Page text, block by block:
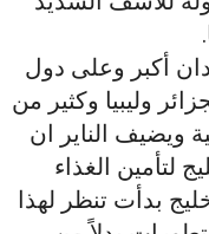
أكبر وعلى دول
وليبيا وكثير من
ويضيف الناير ان
لتأمين الغذاء
بدأت تنظر لهذا